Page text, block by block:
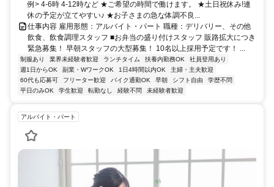
例> 4‐6時 4-12時など ★ご希望の時間で働けます。 ★土日祝休み!連
休の予定が立てやすい♪ ★お子さまの急な体調不良...
仕事内容 雇用形態：アルバイト・パート 職種：デリバリー、その他
飲食、飲食調理スタッフ ■お弁当の盛り付けスタッフ 販路拡大につき
緊急募集！ 早朝スタッフの大型募集！ 10名以上採用予定です！ ...
制服あり 業界未経験者歓迎 ランチタイム 扶養内勤務OK
社員登用あり
週1日からOK
副業・WワークOK 1日4時間以内OK
主婦・主夫歓迎
60代も応募可
フリーター歓迎 バイク通勤OK 早朝 シフト自由
学歴不問
平日のみOK
学生歓迎 転勤なし 経験不問 未経験者歓迎
アルバイト・パート